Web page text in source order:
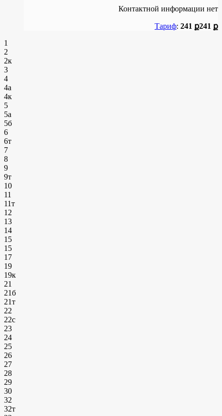
Контактной информации нет
Тариф: 241 ք241 ք
1
2
2к
3
4
4а
4к
5
5а
5б
6
6т
7
8
9
9т
10
11
11т
12
13
14
15
15
17
19
19к
21
21б
21т
22
22с
23
24
25
26
27
28
29
30
32
32т